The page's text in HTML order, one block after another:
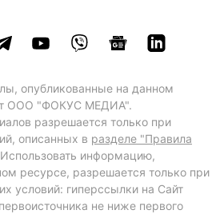
опубликованные на данном
ООО "ФОКУС МЕДИА".
разрешается только при
описанных в разделе "Правила
информацию,
ресурсе, разрешается только при
условий: гиперссылки на Сайт
не ниже первого